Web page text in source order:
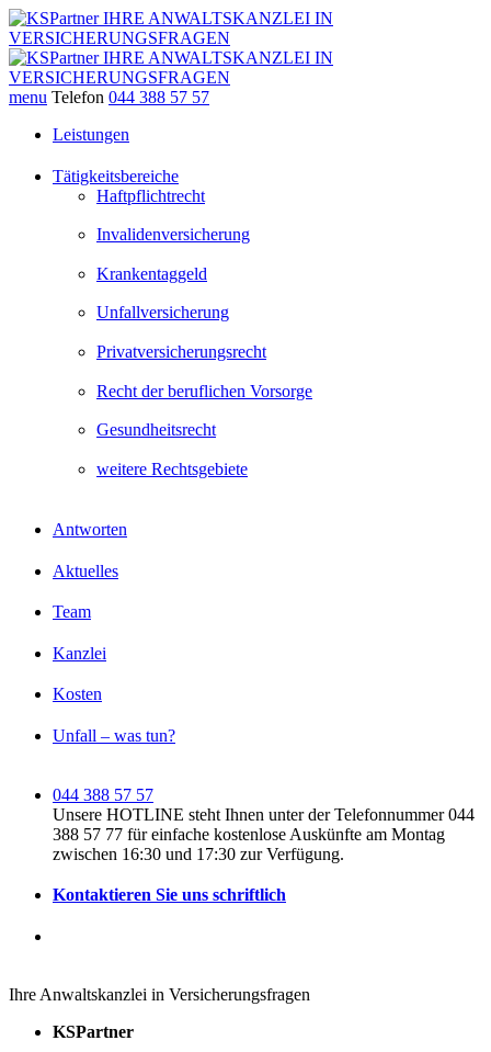
menu Telefon 044 388 57 57
Leistungen
Tätigkeitsbereiche
Haftpflichtrecht
Invalidenversicherung
Krankentaggeld
Unfallversicherung
Privatversicherungsrecht
Recht der beruflichen Vorsorge
Gesundheitsrecht
weitere Rechtsgebiete
Antworten
Aktuelles
Team
Kanzlei
Kosten
Unfall – was tun?
044 388 57 57
Unsere HOTLINE steht Ihnen unter der Telefonnummer 044
388 57 77 für einfache kostenlose Auskünfte am Montag
zwischen 16:30 und 17:30 zur Verfügung.
Kontaktieren Sie uns schriftlich
Ihre Anwaltskanzlei in Versicherungsfragen
KSPartner